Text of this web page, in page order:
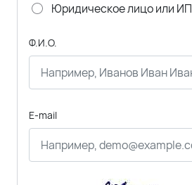
Юридическое лицо или ИП
Ф.И.О.
E-mail